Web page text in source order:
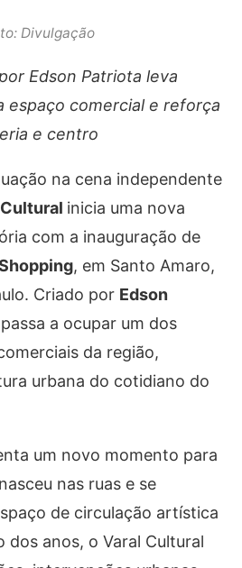
Divulgação
Edson Patriota leva
espaço comercial e reforça
e centro
na cena independente
inicia uma nova
com a inauguração de
, em Santo Amaro,
Criado por Edson
a ocupar um dos
da região,
urbana do cotidiano do
um novo momento para
nas ruas e se
de circulação artística
dos anos, o Varal Cultural